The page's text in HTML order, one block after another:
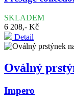
SKLADEM
6 208,- Kč
Detail
Oválný
Impero